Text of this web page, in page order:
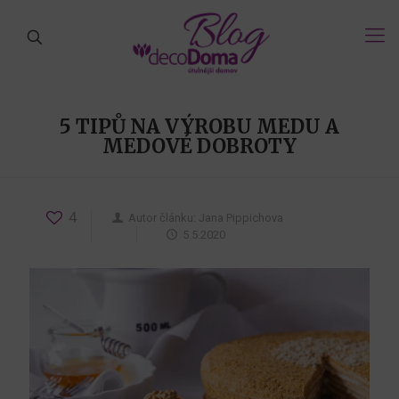
5 TIPŮ NA VÝROBU MEDU A
MEDOVÉ DOBROTY
4 Autor článku: Jana Pippichova
5.5.2020